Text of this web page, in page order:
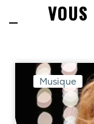
Musique